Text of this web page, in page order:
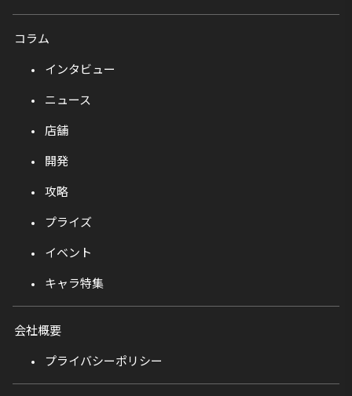
コラム
インタビュー
ニュース
店舗
開発
攻略
プライズ
イベント
キャラ特集
会社概要
プライバシーポリシー